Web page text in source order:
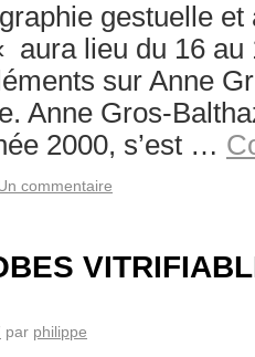
gestuelle
aura lieu du 16 au
sur Anne
Anne Gros-
2000, s’est …
commentaire
par philippe